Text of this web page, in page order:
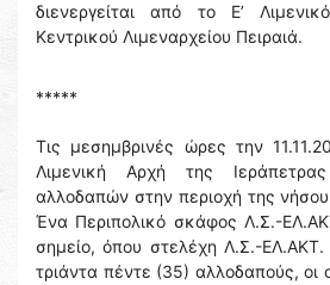
διενεργείται από το Ε’
Κεντρικού Λιμεναρχείου Πειραιά.
*****
Τις μεσημβρινές ώρες την
Λιμενική Αρχή της
αλλοδαπών στην περιοχή της
Ένα Περιπολικό σκάφος Λ.Σ.-
σημείο, όπου στελέχη Λ.Σ.-ΕΛ.ΑΚΤ.
τριάντα πέντε (35) αλλοδαπούς, οι